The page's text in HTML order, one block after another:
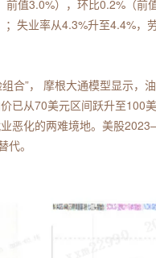
值3.0%），环比0.2%（前
失业率从4.3%升至4.4%，
合”， 摩根大通模型显示，
已从70美元区间跃升至100
恶化的两难境地。美股
。